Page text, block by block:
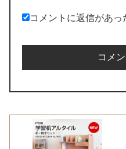
コメントに返信があっ